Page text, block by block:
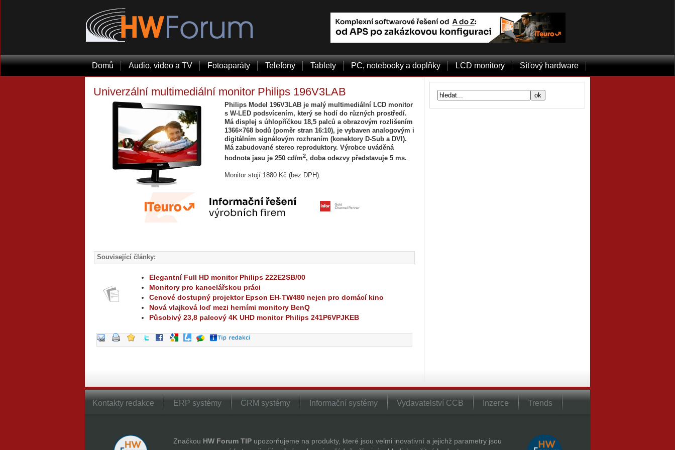
Domů Audio, video a TV Fotoaparáty Telefony Tablety PC, notebooky a doplňky LCD monitory Síťový hardware
Univerzální multimediální monitor Philips 196V3LAB
Philips Model 196V3LAB je malý multimediální LCD monitor
s W-LED podsvícením, který se hodí do různých prostředí.
Má displej s úhlopříčkou 18,5 palců a obrazovým rozlišením
1366×768 bodů (poměr stran 16:10), je vybaven analogovým i
digitálním signálovým rozhraním (konektory D-Sub a DVI).
Má zabudované stereo reproduktory. Výrobce uváděná
hodnota jasu je 250 cd/m2, doba odezvy představuje 5 ms.
Monitor stojí 1880 Kč (bez DPH).
Související články:
Elegantní Full HD monitor Philips 222E2SB/00
Monitory pro kancelářskou práci
Cenové dostupný projektor Epson EH-TW480 nejen pro domácí kino
Nová vlajková loď mezi herními monitory BenQ
Působivý 23,8 palcový 4K UHD monitor Philips 241P6VPJKEB
Kontakty redakce ERP systémy CRM systémy Informační systémy Vydavatelství CCB Inzerce Trends
Značkou HW Forum TIP upozorňujeme na produkty, které jsou velmi inovativní a jejichž parametry jsou